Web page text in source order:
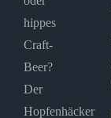
hippes
Craft-
Beer?
Der
Hopfenhäcker